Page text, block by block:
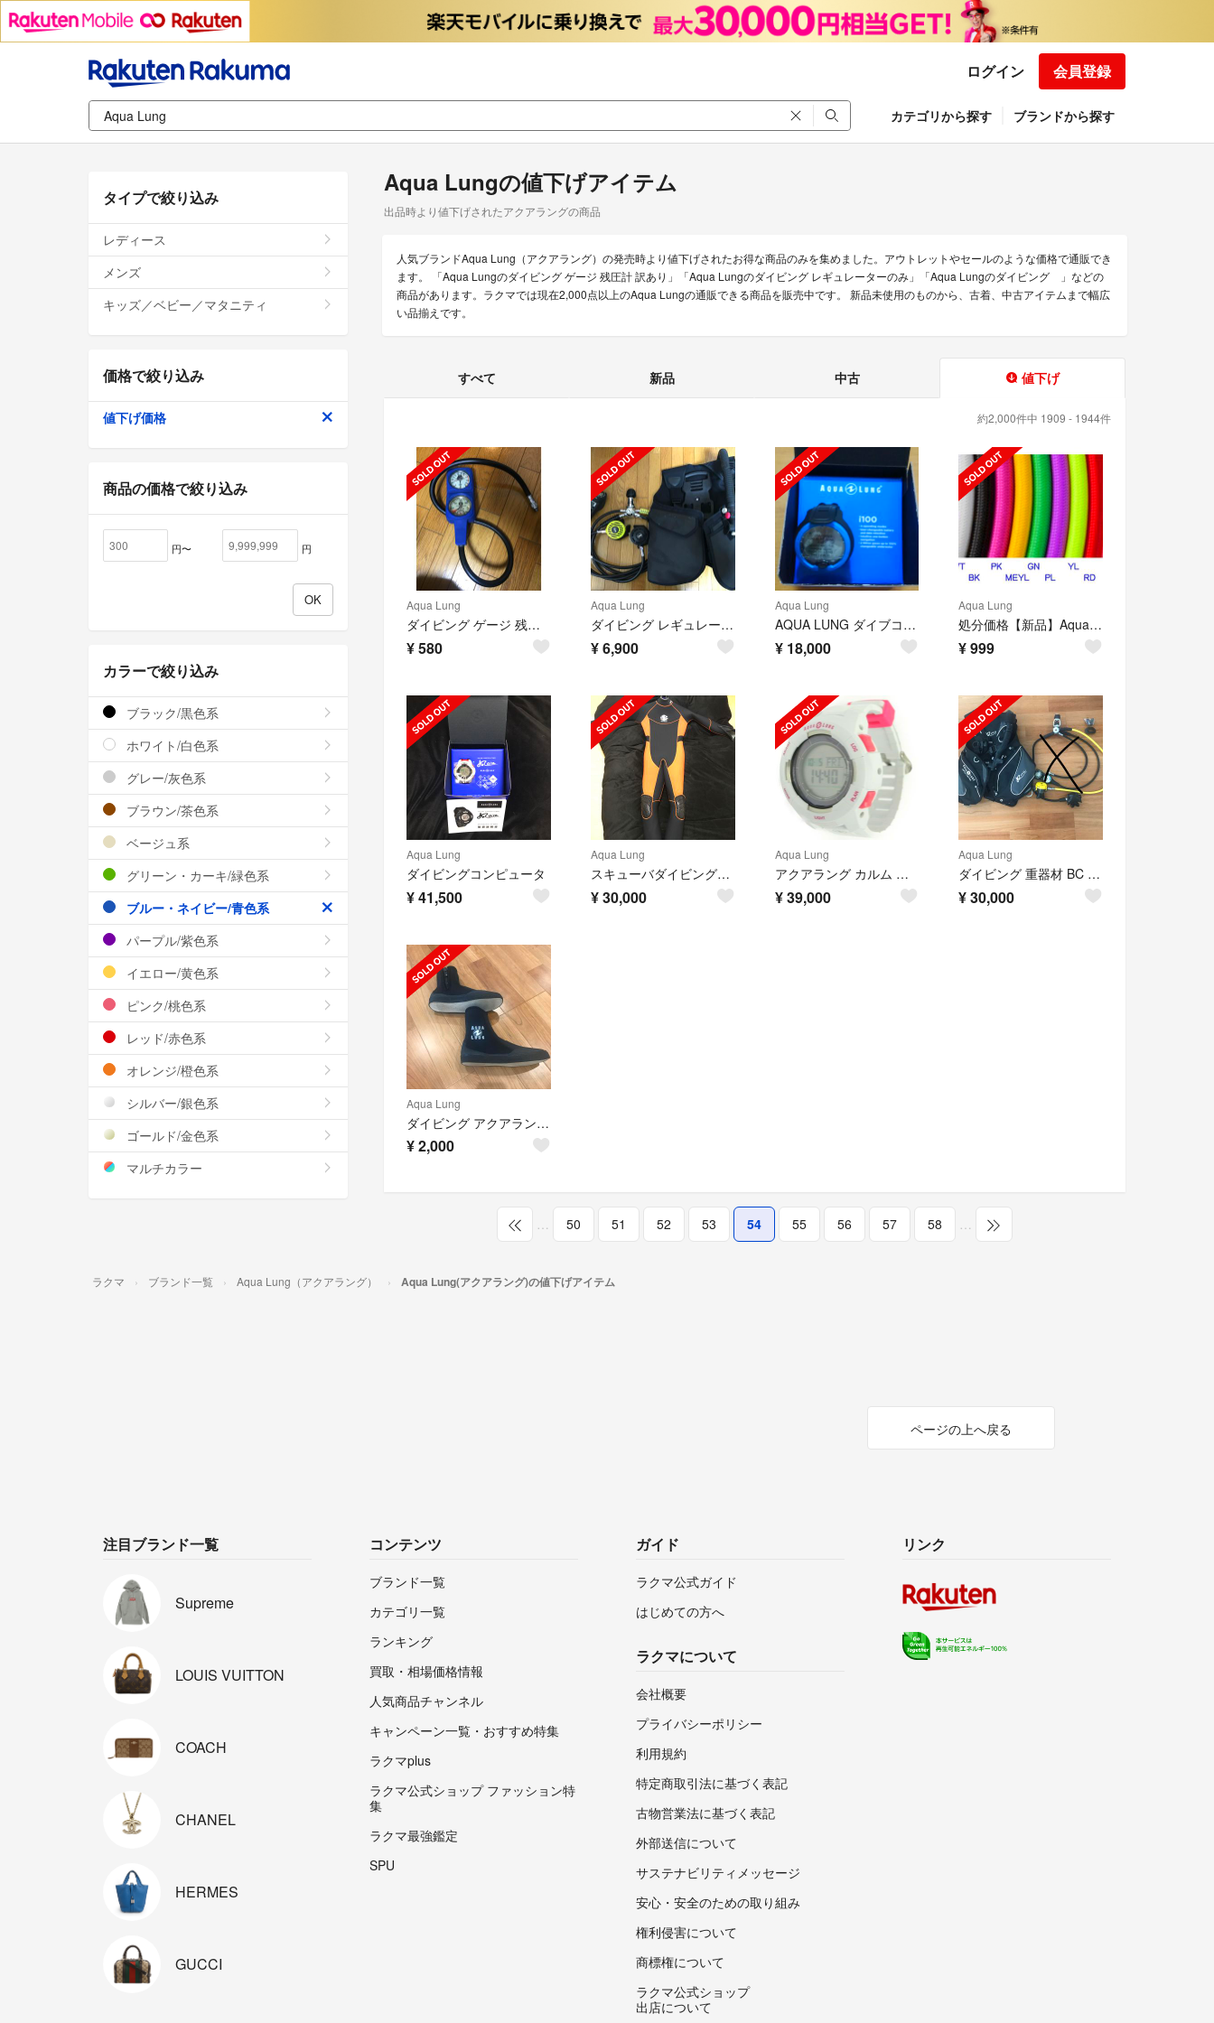
ログイン 会員登録
カテゴリから探す ブランドから探す
Aqua Lungの値下げアイテム
出品時より値下げされたアクアラングの商品
人気ブランドAqua Lung（アクアラング）の発売時より値下げされたお得な商品のみを集めました。アウトレットやセールのような価格で通販でき
ます。 「Aqua Lungのダイビング ゲージ 残圧計 訳あり」「Aqua Lungのダイビング レギュレーターのみ」「Aqua Lungのダイビング 」などの
商品があります。ラクマでは現在2,000点以上のAqua Lungの通販できる商品を販売中です。 新品未使用のものから、古着、中古アイテムまで幅広
い品揃えです。
すべて 新品 中古 値下げ
約2,000件中 1909 - 1944件
Aqua Lung
ダイビング ゲージ 残圧計 訳あり
¥580
Aqua Lung
ダイビング レギュレーターのみ
¥6,900
Aqua Lung
AQUA LUNG ダイブコンピューターi100 新品未使用
¥ 18,000
Aqua Lung
処分価格【新品】Aqua Lang ・中圧ホース 75cm【70%off】
¥999
Aqua Lung
ダイビングコンピュータ
¥41,500
Aqua Lung
スキューバダイビング一式
¥30,000
Aqua Lung
アクアラング カルム ダイブコンピューター AQUALUNG ホワイト/ピンク
¥39,000
Aqua Lung
ダイビング 重器材 BC アクアラング
¥30,000
Aqua Lung
ダイビング アクアラング マリンブーツ 25 L 軽器材
¥2,000
50 51 52 53 54 55 56 57 58
タイプで絞り込み
レディース
メンズ
キッズ／ベビー／マタニティ
価格で絞り込み
値下げ価格
商品の価格で絞り込み
円〜 円
カラーで絞り込み
ブラック/黒色系
ホワイト/白色系
グレー/灰色系
ブラウン/茶色系
ベージュ系
グリーン・カーキ/緑色系
ブルー・ネイビー/青色系
パープル/紫色系
イエロー/黄色系
ピンク/桃色系
レッド/赤色系
オレンジ/橙色系
シルバー/銀色系
ゴールド/金色系
マルチカラー
ラクマ ブランド一覧 Aqua Lung（アクアラング） Aqua Lung(アクアラング)の値下げアイテム
ページの上へ戻る
注目ブランド一覧
Supreme
LOUIS VUITTON
COACH
CHANEL
HERMES
GUCCI
コンテンツ
ブランド一覧
カテゴリ一覧
ランキング
買取・相場価格情報
人気商品チャンネル
キャンペーン一覧・おすすめ特集
ラクマplus
ラクマ公式ショップ ファッション特
集
ラクマ最強鑑定
SPU
ガイド
ラクマ公式ガイド
はじめての方へ
ラクマについて
会社概要
プライバシーポリシー
利用規約
特定商取引法に基づく表記
古物営業法に基づく表記
外部送信について
サステナビリティメッセージ
安心・安全のための取り組み
権利侵害について
商標権について
ラクマ公式ショップ
出店について
リンク